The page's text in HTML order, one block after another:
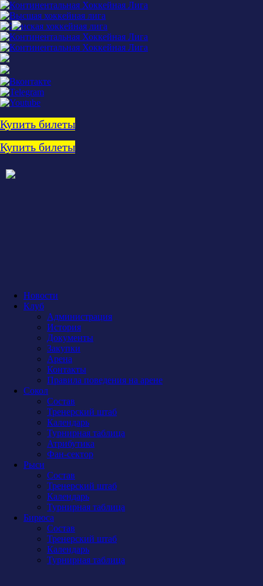
Купить билеты
Купить билеты
Новости
Клуб
Администрация
История
Документы
Закупки
Арена
Контакты
Правила поведения на арене
Сокол
Состав
Тренерский штаб
Календарь
Турнирная таблица
Атрибутика
Фан-сектор
Рыси
Состав
Тренерский штаб
Календарь
Турнирная таблица
Бирюса
Состав
Тренерский штаб
Календарь
Турнирная таблица